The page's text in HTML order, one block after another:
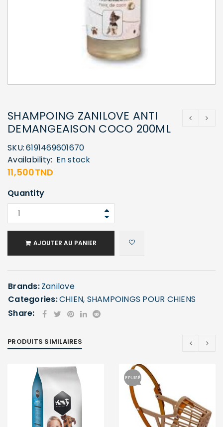
SHAMPOING ZANILOVE ANTI
DEMANGEAISON COCO 200ML
SKU:6191469601670
Availability: En stock
11,500TND
Quantity
AJOUTER AU PANIER
Brands:Zanilove
Categories:CHIEN, SHAMPOINGS POUR CHIENS
Share:
PRODUITS SIMILAIRES
EPUISÉ